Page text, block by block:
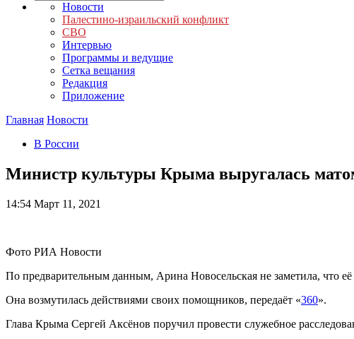
Новости
Палестино-израильский конфликт
СВО
Интервью
Программы и ведущие
Сетка вещания
Редакция
Приложение
Главная Новости
В России
Министр культуры Крыма выругалась
14:54 Март 11, 2021
Фото РИА Новости
По предварительным данным, Арина Новосельская не заметила, что
Она возмутилась действиями своих помощников, передаёт «360».
Глава Крыма Сергей Аксёнов поручил провести служебное